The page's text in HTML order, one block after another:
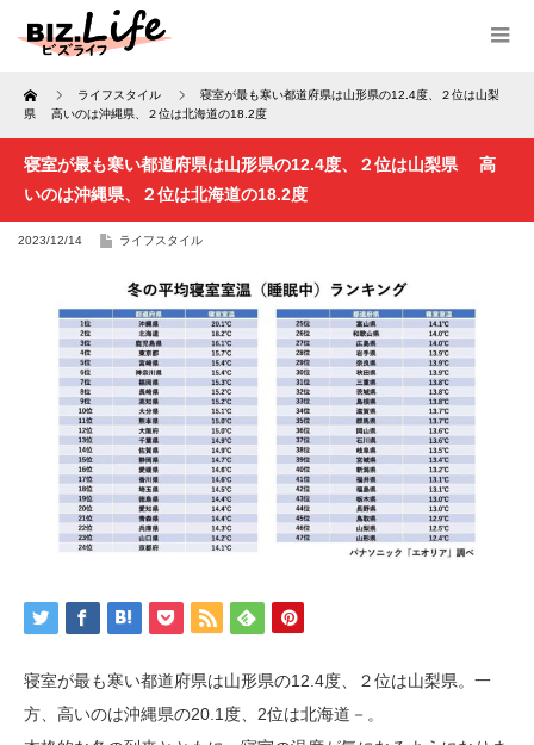
Home ライフスタイル
寝室が最も寒い都道府県は山形県の12.4度、２位は山梨
県 高いのは沖縄県、２位は北海道の18.2度
寝室が最も寒い都道府県は山形県の12.4度、２位は山梨県 高
いのは沖縄県、２位は北海道の18.2度
2023/12/14 ライフスタイル
寝室が最も寒い都道府県は山形県の12.4度、２位は山梨県。一
方、高いのは沖縄県の20.1度、2位は北海道－。